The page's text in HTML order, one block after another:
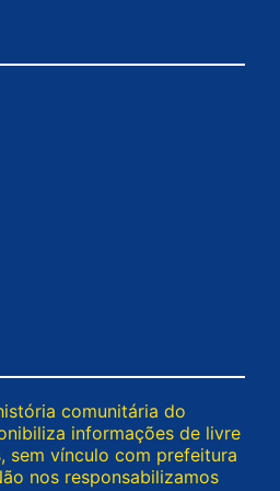
comunitária do
informações de livre
sem vínculo com prefeitura
nos responsabilizamos